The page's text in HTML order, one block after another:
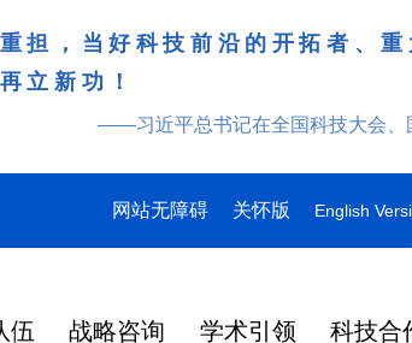
担，当好科技前沿的开拓者、
立新功！
——习近平总书记在全国科技大会、
网站无障碍 关怀版 English
伍 战略咨询 学术引领 科技合